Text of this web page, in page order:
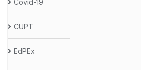
Covid-19
CUPT
EdPEx